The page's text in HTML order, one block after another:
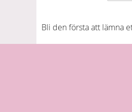
Bli den första att lämna